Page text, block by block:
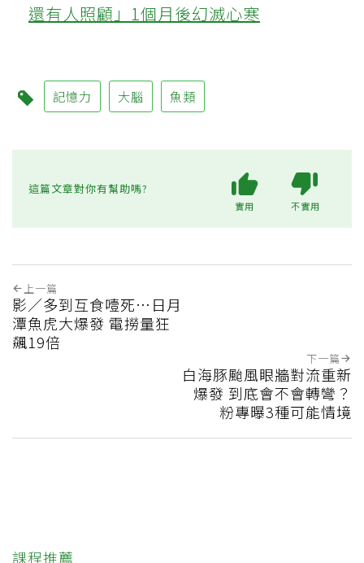
還有人照顧」1個月後幻滅心寒
記憶力 大腦 魚類
這篇文章對你有幫助嗎?
實用 不實用
上一篇
影／多到互食噎死…日月
潭魚虎大爆發 電撈量狂
飆19倍
下一篇
白海豚颱風眼牆對流重新
爆發 到底會不會轉彎？
粉專曝3種可能情境
課程推薦